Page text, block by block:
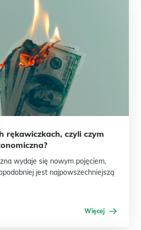
rękawiczkach, czyli czym
wydaje się nowym pojęciem,
jest najpowszechniejszą
Więcej